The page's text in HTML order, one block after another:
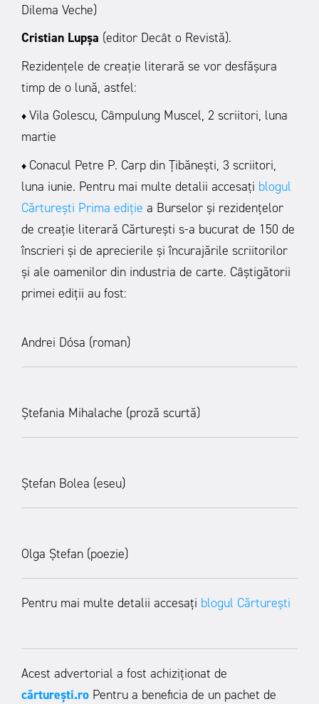
Dilema Veche)
Cristian Lupșa (editor Decât o Revistă).
Rezidențele de creație literară se vor desfășura
timp de o lună, astfel:
♦ Vila Golescu, Câmpulung Muscel, 2 scriitori, luna
martie
♦ Conacul Petre P. Carp din Țibănești, 3 scriitori,
luna iunie. Pentru mai multe detalii accesați blogul
Cărturești Prima ediție a Burselor și rezidențelor
de creație literară Cărturești s-a bucurat de 150 de
înscrieri și de aprecierile și încurajările scriitorilor
și ale oamenilor din industria de carte. Câștigătorii
primei ediții au fost:
Andrei Dósa (roman)
Ștefania Mihalache (proză scurtă)
Ștefan Bolea (eseu)
Olga Ștefan (poezie)
Pentru mai multe detalii accesați blogul Cărturești
Acest advertorial a fost achiziționat de
cărturești.ro Pentru a beneficia de un pachet de